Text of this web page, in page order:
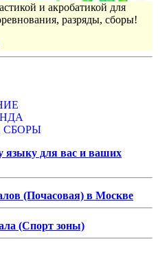
и акробатикой для
разряды, сборы!
СБОРЫ
языку для вас и ваших
(Почасовая) в Москве
(Спорт зоны)